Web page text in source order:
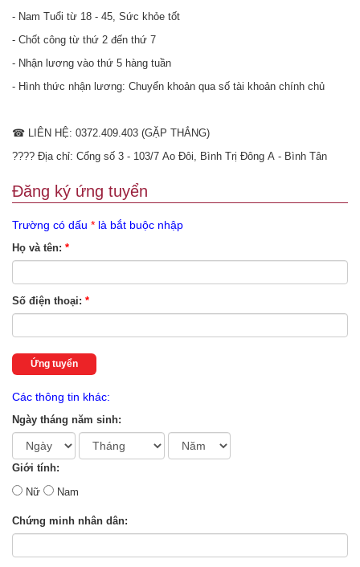
- Nam Tuổi từ 18 - 45, Sức khỏe tốt
- Chốt công từ thứ 2 đến thứ 7
- Nhận lương vào thứ 5 hàng tuần
- Hình thức nhận lương: Chuyển khoản qua số tài khoản chính chủ
☎ LIÊN HỆ: 0372.409.403 (GẶP THẮNG)
???? Địa chỉ: Cổng số 3 - 103/7 Ao Đôi, Bình Trị Đông A - Bình Tân
Đăng ký ứng tuyển
Trường có dấu * là bắt buộc nhập
Họ và tên: *
Số điện thoại: *
Ứng tuyển
Các thông tin khác:
Ngày tháng năm sinh:
Giới tính:
Nữ
Nam
Chứng minh nhân dân: